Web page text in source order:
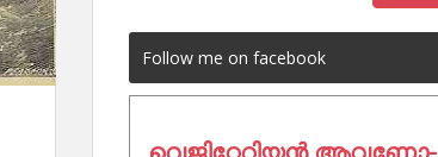
Follow me on facebook